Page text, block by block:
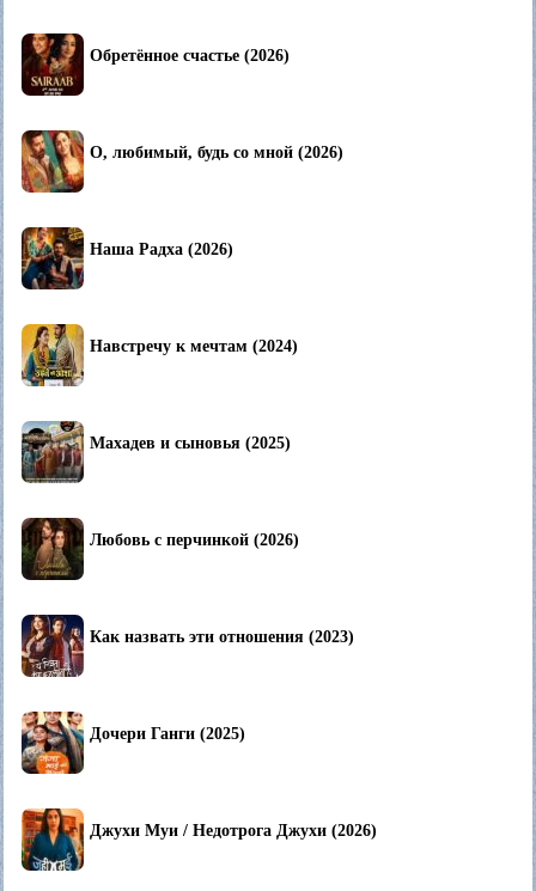
Обретённое счастье (2026)
О, любимый, будь со мной (2026)
Наша Радха (2026)
Навстречу к мечтам (2024)
Махадев и сыновья (2025)
Любовь с перчинкой (2026)
Как назвать эти отношения (2023)
Дочери Ганги (2025)
Джухи Муи / Недотрога Джухи (2026)